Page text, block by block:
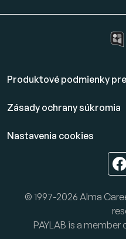
Produktové podmienky
Zásady ochrany súkromia
Nastavenia cookies
© 1997-2026 Alma
PAYLAB is a member